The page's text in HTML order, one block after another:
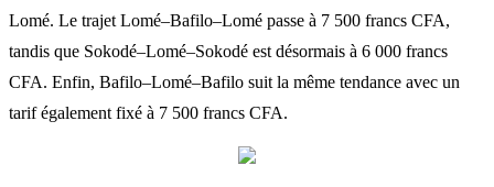
Lomé. Le trajet Lomé–Bafilo–Lomé passe à 7 500 francs CFA,
tandis que Sokodé–Lomé–Sokodé est désormais à 6 000 francs
CFA. Enfin, Bafilo–Lomé–Bafilo suit la même tendance avec un
tarif également fixé à 7 500 francs CFA.